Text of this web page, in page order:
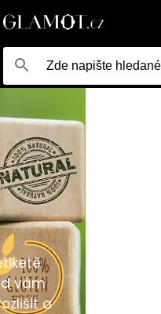
Objevte nové
intenzivní tónování